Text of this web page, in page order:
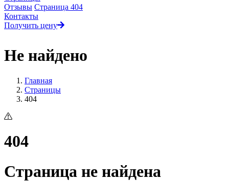
Отзывы Страница 404
Контакты
Получить цену
Не найдено
Главная
Страницы
404
404
Страница не найдена